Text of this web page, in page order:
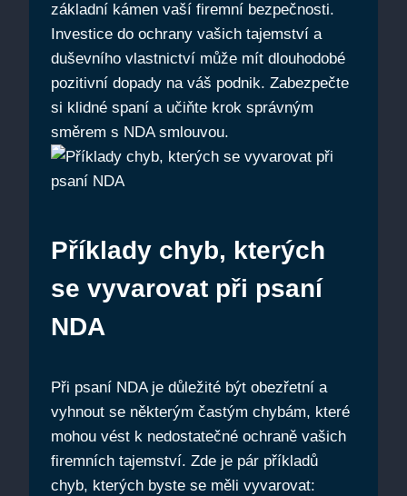
základní kámen vaší firemní bezpečnosti.
Investice do ochrany vašich tajemství a
duševního vlastnictví může mít dlouhodobé
pozitivní dopady na váš podnik. Zabezpečte
si klidné spaní a učiňte krok správným
směrem s NDA smlouvou.
Příklady chyb, kterých
se vyvarovat při psaní
NDA
Při psaní NDA je důležité být obezřetní a
vyhnout se některým častým chybám, které
mohou vést k nedostatečné ochraně vašich
firemních tajemství. Zde je pár příkladů
chyb, kterých byste se měli vyvarovat: